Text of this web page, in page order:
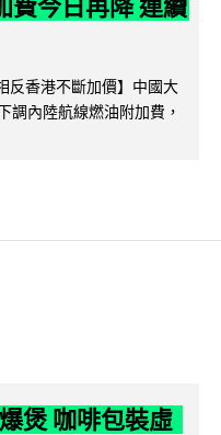
費今日再降 連續
反香港不斷加價】中國大
調內陸航線燃油附加費，
煲 咖啡包裝虛